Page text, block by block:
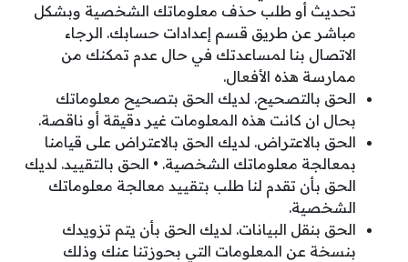
تحديث أو طلب حذف معلوماتك الشخصية وبشكل
مباشر عن طريق قسم إعدادات حسابك. الرجاء
الاتصال بنا لمساعدتك في حال عدم تمكنك من
ممارسة هذه الأفعال.
الحق بالتصحيح. لديك الحق بتصحيح معلوماتك
بحال ان كانت هذه المعلومات غير دقيقة أو ناقصة.
الحق بالاعتراض. لديك الحق بالاعتراض على قيامنا
بمعالجة معلوماتك الشخصية. • الحق بالتقييد. لديك
الحق بأن تقدم لنا طلب بتقييد معالجة معلوماتك
الشخصية.
الحق بنقل البيانات. لديك الحق بأن يتم تزويدك
بنسخة عن المعلومات التي بحوزتنا عنك وذلك